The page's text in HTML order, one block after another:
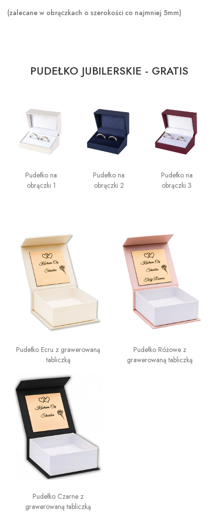
(zalecane w obrączkach o szerokości co najmniej 5mm)
PUDEŁKO JUBILERSKIE - GRATIS
Pudełko na
obrączki 1
Pudełko na
obrączki 2
Pudełko na
obrączki 3
Pudełko Ecru z grawerowaną
tabliczką
Pudełko Różowe z
grawerowaną tabliczką
Pudełko Czarne z
grawerowaną tabliczką